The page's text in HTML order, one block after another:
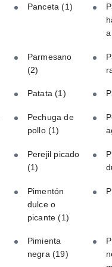
Panceta(1)
Parmesano
(2)
Patata(1)
Pechuga de
pollo (1)
Perejil picado
(1)
Pimentón
dulce o
picante(1)
Pimienta
negra (19)